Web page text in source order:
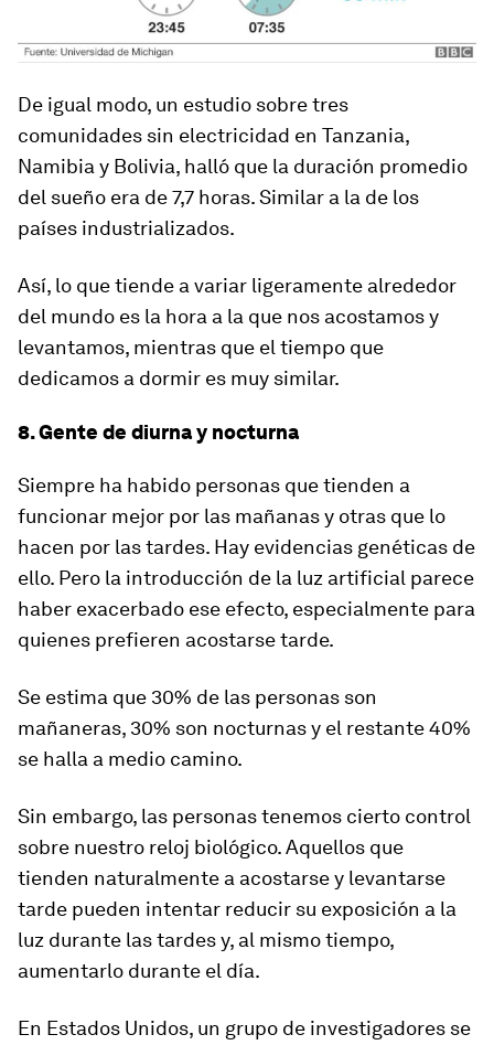
De igual modo, un estudio sobre tres
comunidades sin electricidad en Tanzania,
Namibia y Bolivia, halló que la duración promedio
del sueño era de 7,7 horas. Similar a la de los
países industrializados.
Así, lo que tiende a variar ligeramente alrededor
del mundo es la hora a la que nos acostamos y
levantamos, mientras que el tiempo que
dedicamos a dormir es muy similar.
8. Gente de diurna y nocturna
Siempre ha habido personas que tienden a
funcionar mejor por las mañanas y otras que lo
hacen por las tardes. Hay evidencias genéticas de
ello. Pero la introducción de la luz artificial parece
haber exacerbado ese efecto, especialmente para
quienes prefieren acostarse tarde.
Se estima que 30% de las personas son
mañaneras, 30% son nocturnas y el restante 40%
se halla a medio camino.
Sin embargo, las personas tenemos cierto control
sobre nuestro reloj biológico. Aquellos que
tienden naturalmente a acostarse y levantarse
tarde pueden intentar reducir su exposición a la
luz durante las tardes y, al mismo tiempo,
aumentarlo durante el día.
En Estados Unidos, un grupo de investigadores se